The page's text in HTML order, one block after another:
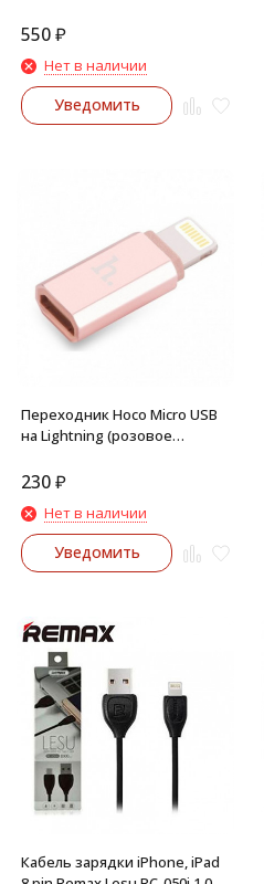
550₽
Нет в наличии
Уведомить
Переходник Hoco Micro USB
на Lightning (розовое
230₽
Нет в наличии
Уведомить
Кабель зарядки iPhone, iPad